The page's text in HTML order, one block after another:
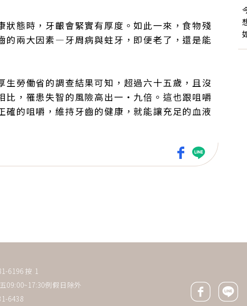
態時，牙齦會緊實有厚度。如此一來，食物殘
的兩大因素—牙周病與蛀牙，即便老了，還是能
勞働省的調查結果可知，超過六十五歲，且沒
比，罹患失智的風險高出一‧九倍。這也跟咀嚼
的咀嚼，維持牙齒的健康，就能讓充足的血液
6196 按 1
09:00~17:30例假日除外
6438
Facebook icon
Line